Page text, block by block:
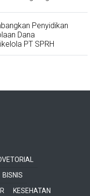
Penyidikan
Dana
PT SPRH
BISNIS
KESEHATAN